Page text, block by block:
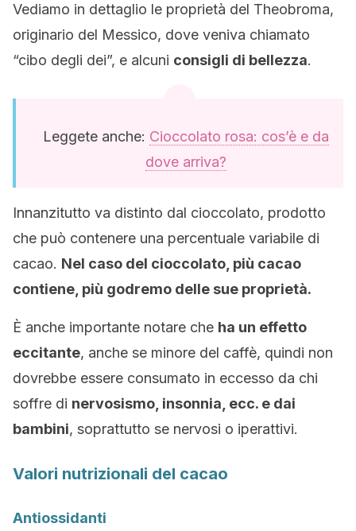
Vediamo in dettaglio le proprietà del Theobroma,
originario del Messico, dove veniva chiamato
“cibo degli dei”, e alcuni consigli di bellezza.
Leggete anche: Cioccolato rosa: cos’è e da
dove arriva?
Innanzitutto va distinto dal cioccolato, prodotto
che può contenere una percentuale variabile di
cacao. Nel caso del cioccolato, più cacao
contiene, più godremo delle sue proprietà.
È anche importante notare che ha un effetto
eccitante, anche se minore del caffè, quindi non
dovrebbe essere consumato in eccesso da chi
soffre di nervosismo, insonnia, ecc. e dai
bambini, soprattutto se nervosi o iperattivi.
Valori nutrizionali del cacao
Antiossidanti